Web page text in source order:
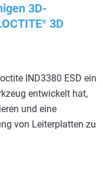
3D-
® 3D
IND3380 ESD ein
entwickelt hat,
und eine
von Leiterplatten zu